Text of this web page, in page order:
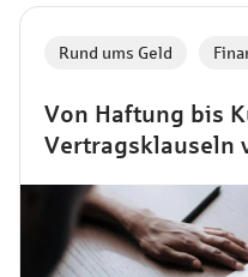
Von Haftung bis
Vertragsklauseln
Rund ums Geld